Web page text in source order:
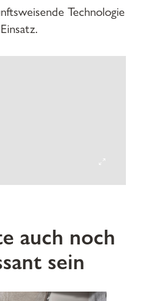
Technologie
auch noch
sein